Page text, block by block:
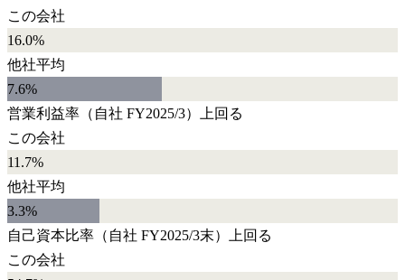
この会社
16.0%
他社平均
7.6%
営業利益率 （自社 FY2025/3）
上回る
この会社
11.7%
他社平均
3.3%
自己資本比率 （自社 FY2025/3末）
上回る
この会社